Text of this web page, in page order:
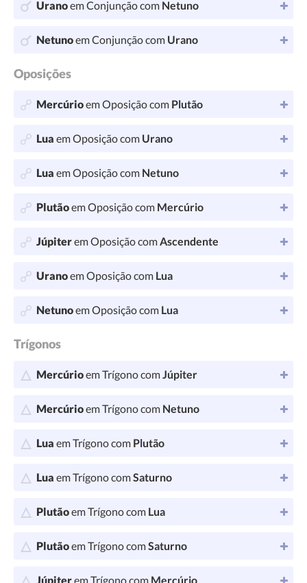
Uranoem Conjunção com Netuno
Netunoem Conjunção com Urano
Oposições
Mercúrioem Oposição com Plutão
Lua em Oposição com Urano
Lua em Oposição com Netuno
Plutãoem Oposição com Mercúrio
Júpiterem Oposição comAscendente
Uranoem Oposição com Lua
Netunoem Oposição com Lua
Trígonos
Mercúrioem Trígono comJúpiter
Mercúrioem Trígono com Netuno
Lua em Trígono com Plutão
Lua em Trígono comSaturno
Plutãoem Trígono com Lua
Plutãoem Trígono comSaturno
Júpiterem Trígono com Mercúrio